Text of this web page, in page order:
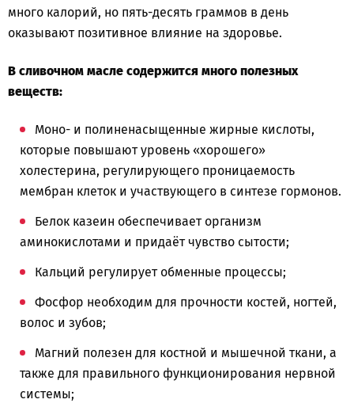
много калорий, но пять-десять граммов в день
оказывают позитивное влияние на здоровье.
В сливочном масле содержится много полезных
веществ:
Моно- и полиненасыщенные жирные кислоты,
которые повышают уровень «хорошего»
холестерина, регулирующего проницаемость
мембран клеток и участвующего в синтезе гормонов.
Белок казеин обеспечивает организм
аминокислотами и придаёт чувство сытости;
Кальций регулирует обменные процессы;
Фосфор необходим для прочности костей, ногтей,
волос и зубов;
Магний полезен для костной и мышечной ткани, а
также для правильного функционирования нервной
системы;